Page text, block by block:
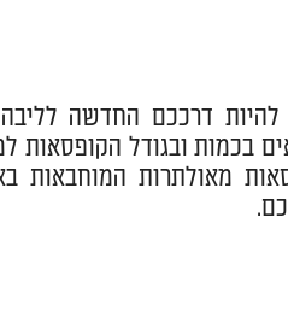
להיות דרככם החדשה
בכמות ובגודל
מאולתרות המוחבאות